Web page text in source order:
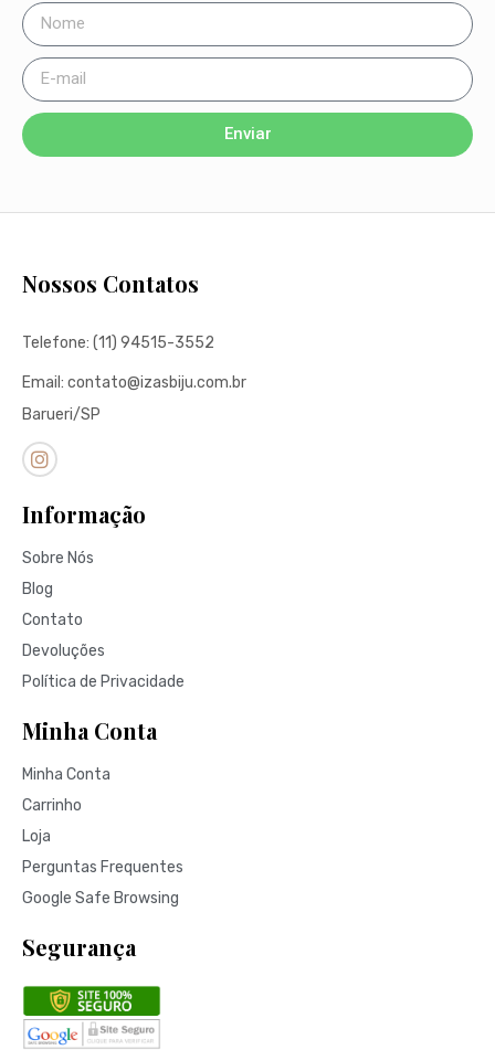
Enviar
Nossos Contatos
Telefone: (11) 94515-3552
Email: contato@izasbiju.com.br
Barueri/SP
Informação
Sobre Nós
Blog
Contato
Devoluções
Política de Privacidade
Minha Conta
Minha Conta
Carrinho
Loja
Perguntas Frequentes
Google Safe Browsing
Segurança